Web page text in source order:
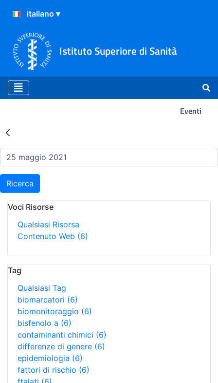
Istituto Superiore di Sanità
Eventi
Risultati della Ricerca -
Ricerca
Voci Risorse
Qualsiasi Risorsa
Contenuto Web (6)
Tag
Qualsiasi Tag
biomarcatori (6)
biomonitoraggio (6)
bisfenolo a (6)
contaminanti chimici (6)
differenze di genere (6)
epidemiologia (6)
fattori di rischio (6)